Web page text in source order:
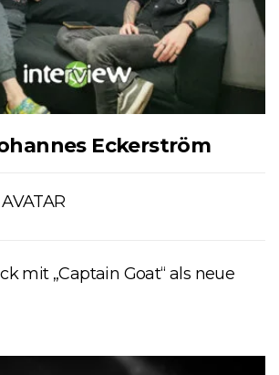
Eckerström
mit „Captain Goat“ als neue